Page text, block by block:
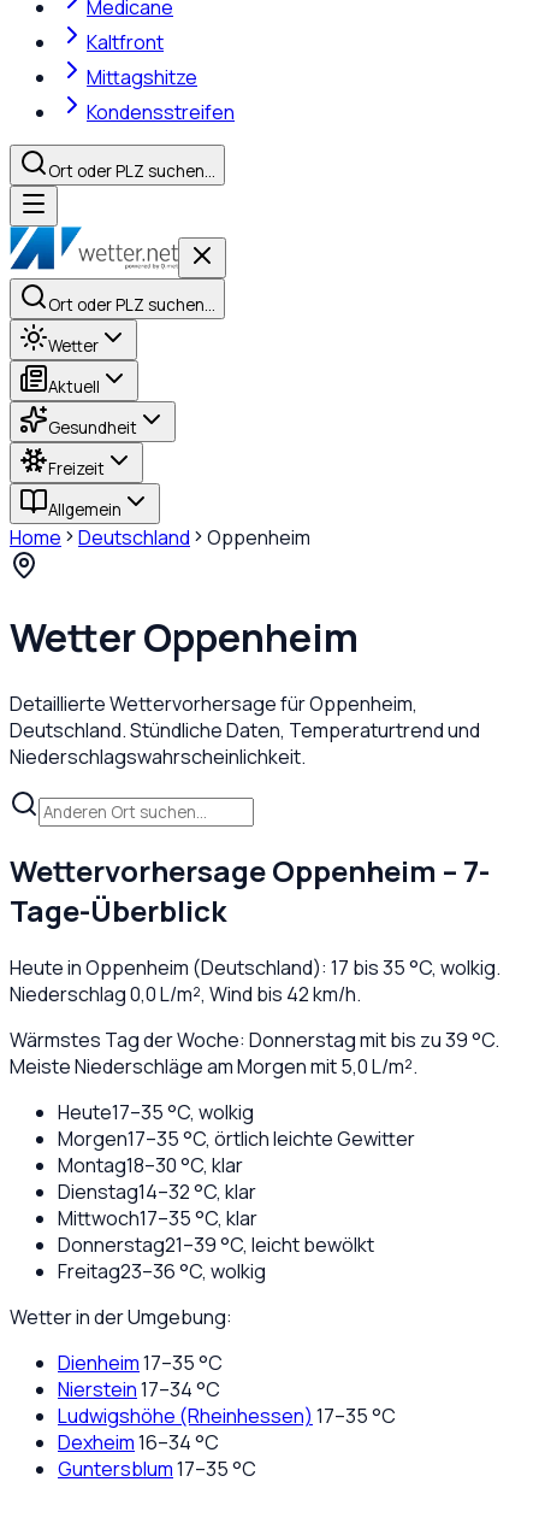
Medicane
Kaltfront
Mittagshitze
Kondensstreifen
Ort oder PLZ suchen…
Ort oder PLZ suchen…
Wetter
Aktuell
Gesundheit
Freizeit
Allgemein
Home Deutschland Oppenheim
WetterOppenheim
Detaillierte Wettervorhersage fürOppenheim,
Deutschland. Stündliche Daten, Temperaturtrend und
Niederschlagswahrscheinlichkeit.
WettervorhersageOppenheim – 7-
Tage-Überblick
Heute inOppenheim (Deutschland): 17 bis35°C, wolkig.
Niederschlag0,0L/m², Wind bis 42km/h.
Wärmstes Tag der Woche: Donnerstag mit bis zu 39 °C.
Meiste Niederschläge am Morgen mit 5,0 L/m².
Heute17–35°C, wolkig
Morgen17–35°C, örtlich leichte Gewitter
Montag18–30°C, klar
Dienstag14–32°C, klar
Mittwoch17–35°C, klar
Donnerstag21–39°C, leicht bewölkt
Freitag23–36°C, wolkig
Wetter in der Umgebung:
Dienheim17–35°C
Nierstein17–34°C
Ludwigshöhe (Rheinhessen) 17–35°C
Dexheim16–34°C
Guntersblum17–35°C